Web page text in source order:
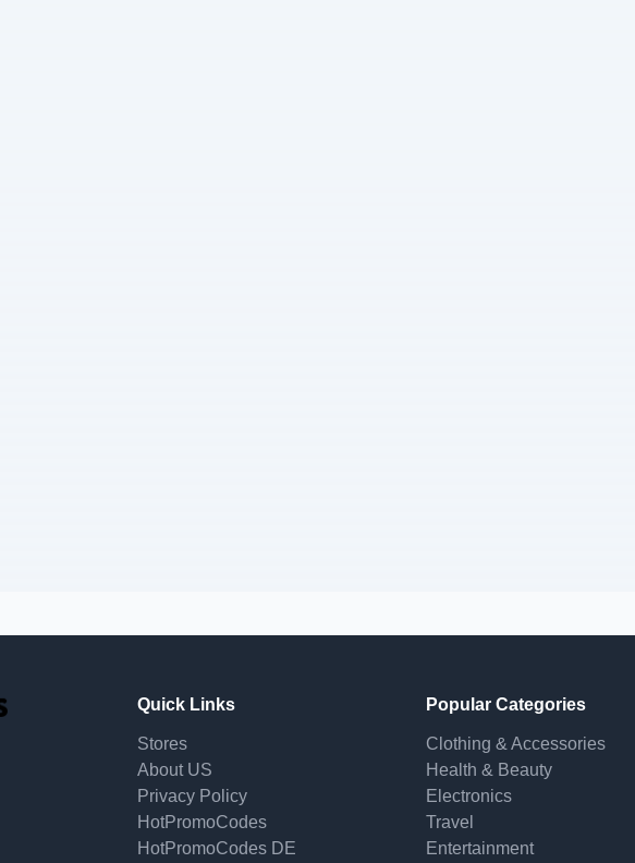
Quick Links
Stores
About US
Privacy Policy
HotPromoCodes
HotPromoCodes DE
Popular Categories
Clothing & Accessories
Health & Beauty
Electronics
Travel
Entertainment